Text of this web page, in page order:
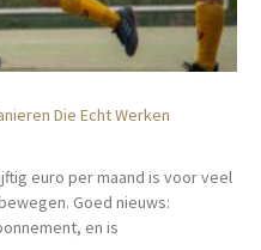
Die Echt Werken
euro per maand is voor veel
Goed nieuws:
en is